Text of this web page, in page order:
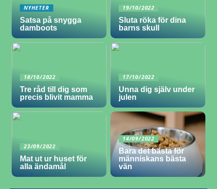
NYHETER
Satsa på snygga
damboots
19/10/2022
Sluta röka för dina
barns skull
18/10/2022
Tre råd till dig som
precis blivit mamma
17/10/2022
Unna dig själv under
julen
23/09/2022
Mat ut ur huset för
alla ändamål
14/09/2022
Bara det bästa för
människans bästa
vän